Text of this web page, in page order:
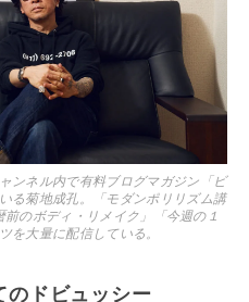
ンネル内で有料ブログマガジン「ビ
る菊地成孔。「モダンポリリズム講
のボディ・リメイク」「今週の１
を大量に配信している。
のドビュッシー